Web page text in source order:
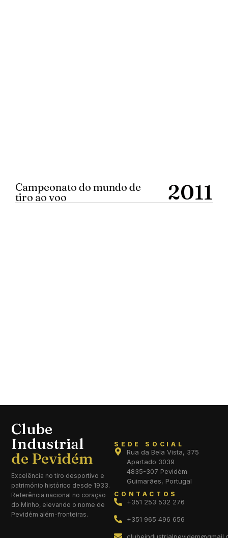
Campeonato do mundo de
tiro ao voo
2011
Clube
Industrial
Excelência no tiro desportivo e
património histórico desde 1933.
Referência nacional no coração
do Minho, elevando o nome de
Pevidém além-fronteiras.
SEDE SOCIAL
Rua da Bela Vista, 375
Apartado 3039
4835-307 Pevidém
Guimarães, Portugal
CONTACTOS
+351 253 532 276
+351 965 496 656